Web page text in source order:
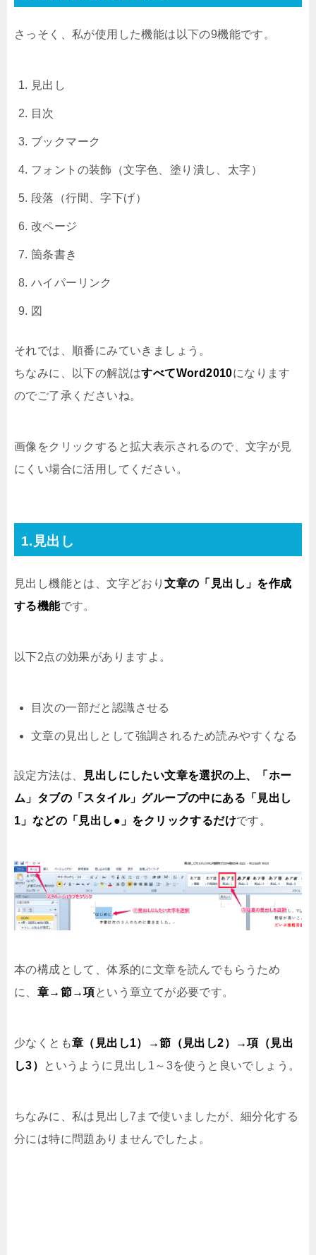
さっそく、私が使用した機能は以下の9機能です。
見出し
目次
ブックマーク
フォントの装飾（文字色、塗り潰し、太字）
段落（行間、字下げ）
改ページ
箇条書き
ハイパーリンク
図
それでは、順番にみていきましょう。
ちなみに、以下の解説はすべてWord2010になります
のでご了承くださいね。
画像をクリックすると拡大表示されるので、文字が見
にくい場合に活用してください。
1.見出し
見出し機能とは、文字どおり文章の「見出し」を作成
する機能です。
以下2点の効果がありますよ。
目次の一部だと認識させる
文章の見出しとして強調されるため読みやすくなる
設定方法は、
見出しにしたい文章を選択の上、「ホー
ム」タブの「スタイル」グループの中にある「見出し
1」などの「見出し●」をクリックするだけです。
本の構成として、体系的に文章を読んでもらうため
に、 章→節→項という章立てが必要です。
少なくとも章（見出し1）→節（見出し2）→項（見出
し3）
というように見出し1～3を使うと良いでしょう。
ちなみに、私は見出し7まで使いましたが、細分化する
分には特に問題ありませんでしたよ。